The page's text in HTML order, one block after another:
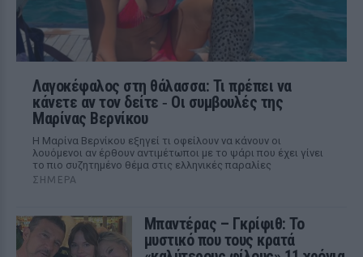
Λαγοκέφαλος στη θάλασσα: Τι πρέπει να
κάνετε αν τον δείτε ‑ Οι συμβουλές της
Μαρίνας Βερνίκου
Η Μαρίνα Βερνίκου εξηγεί τι οφείλουν να κάνουν οι
λουόμενοι αν έρθουν αντιμέτωποι με το ψάρι που έχει γίνει
το πιο συζητημένο θέμα στις ελληνικές παραλίες
ΣΉΜΕΡΑ
Μπαντέρας – Γκρίφιθ: Το
μυστικό που τους κρατά